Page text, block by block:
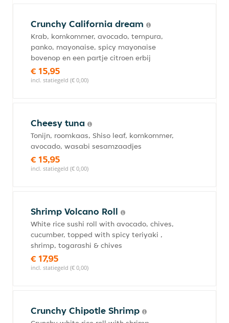
Crunchy California dream
Krab, komkommer, avocado, tempura,
panko, mayonaise, spicy mayonaise
bovenop en een partje citroen erbij
€ 15,95
incl. statiegeld (€ 0,00)
Cheesy tuna
Tonijn, roomkaas, Shiso leaf, komkommer,
avocado, wasabi sesamzaadjes
€ 15,95
incl. statiegeld (€ 0,00)
Shrimp Volcano Roll
White rice sushi roll with avocado, chives,
cucumber, topped with spicy teriyaki ,
shrimp, togarashi & chives
€ 17,95
incl. statiegeld (€ 0,00)
Crunchy Chipotle Shrimp